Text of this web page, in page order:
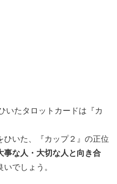
いたタロットカードは『カ
いた、『カップ２』の正位
事な人・大切な人と向き合
いでしょう。